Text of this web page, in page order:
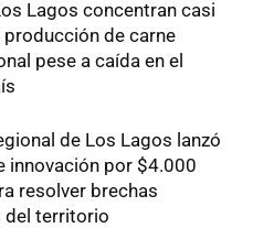
Lagos concentran casi
producción de carne
pese a caída en el
de Los Lagos lanzó
innovación por $4.000
resolver brechas
del territorio